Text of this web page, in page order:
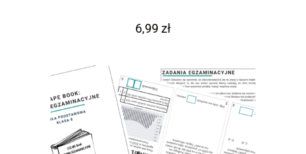
6,99 zł